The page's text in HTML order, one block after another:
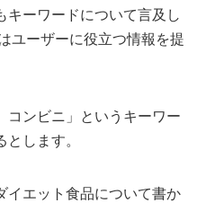
キーワードについて言及し
ユーザーに役立つ情報を提
ンビニ」というキーワー
します。
イエット食品について書か